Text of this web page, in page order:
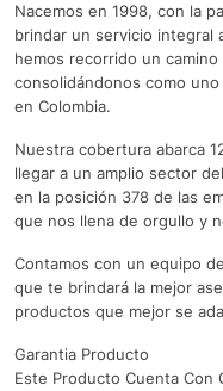
Nacemos en 1998, con la
brindar un servicio integral
hemos recorrido un
consolidándonos como
en Colombia.
Nuestra cobertura abarca
llegar a un amplio sector
en la posición 378 de las
que nos llena de orgullo y
Contamos con un equipo
que te brindará la mejor
productos que mejor se
Garantia Producto
Este Producto Cuenta Con